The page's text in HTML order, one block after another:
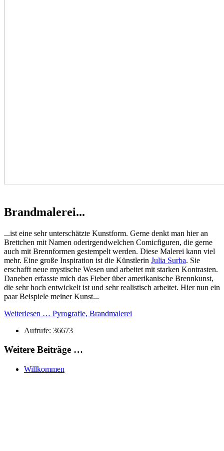
Brandmalerei...
...ist eine sehr unterschätzte Kunstform. Gerne denkt man hier an
Brettchen mit Namen oderirgendwelchen Comicfiguren, die gerne
auch mit Brennformen gestempelt werden. Diese Malerei kann viel
mehr. Eine große Inspiration ist die Künstlerin Julia Surba. Sie
erschafft neue mystische Wesen und arbeitet mit starken Kontrasten.
Daneben erfasste mich das Fieber über amerikanische Brennkunst,
die sehr hoch entwickelt ist und sehr realistisch arbeitet. Hier nun ein
paar Beispiele meiner Kunst...
Weiterlesen … Pyrografie, Brandmalerei
Aufrufe: 36673
Weitere Beiträge …
Willkommen